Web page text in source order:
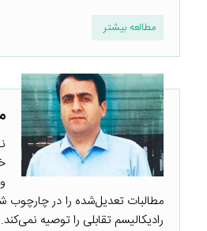
مطالعه بیشتر
مطالبات تعدیل‌شده را در چارچوب
رادیکالیسم تقابلی را توصیه